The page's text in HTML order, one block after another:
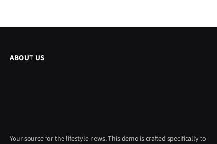
ABOUT US
Your source for the lifestyle news. This demo is crafted specifically to